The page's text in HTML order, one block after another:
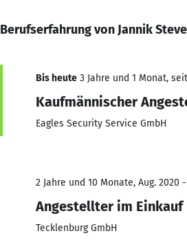
Berufserfahrung von Jannik
Bis heute 3 Jahre und 1 Monat,
Kaufmännischer
Eagles Security Service GmbH
2 Jahre und 10 Monate, Aug. 2020
Angestellter im Einkauf
Tecklenburg GmbH